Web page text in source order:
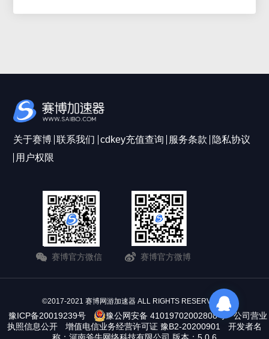
关于赛博 联系我们 cdkey充值查询 服务条款
隐私协议
用户权限
赛博官方微信 赛博官方微博
©2017-2021 赛博网游加速器 ALL RIGHTS RESERVERD
豫ICP备20019239号 豫公网安备 41019702002808号
公司营业
执照信息公开
增值电信业务经营许可证 豫B2-20200901
开发者名